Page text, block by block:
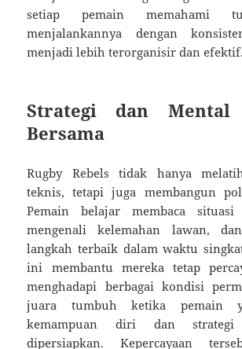
setiap pemain memahami
menjalankannya dengan
menjadi lebih terorganisir dan efektif.
Strategi dan Mental
Bersama
Rugby Rebels tidak hanya
teknis, tetapi juga membangun
Pemain belajar membaca situasi
mengenali kelemahan lawan,
langkah terbaik dalam waktu
ini membantu mereka tetap
menghadapi berbagai kondisi
juara tumbuh ketika pemain
kemampuan diri dan
dipersiapkan. Kepercayaan